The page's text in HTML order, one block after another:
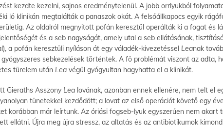
kezdte kezelni, sajnos eredménytelenül. A jobb orrlyukból
ló klinikán megtalálták a panaszok okát. A felsőállkapocs egyik
Az oldalról megnyitott pofán keresztül operálták ki a fogat és
és a seb nagyságát, amely utal a seb ellátásának,
a pofán keresztüli nyíláson át egy váladék-kivezetéssel Leanak
sebkezelések történtek. A fő problémát viszont az adta,
türelem után Lea végül gyógyultan hagyhatta el a klinikát.
Gieraths Asszony Lea lovának, azonban ennek ellenére, nem telt el
tünetekkel kezdődött; a lovat az első operációt követő egy
korábban már leírtunk. Az óriási fogseb-lyuk egyszerűen nem akart
ellátni. Újra meg újra stressz, az altatás és az antibiotikumok